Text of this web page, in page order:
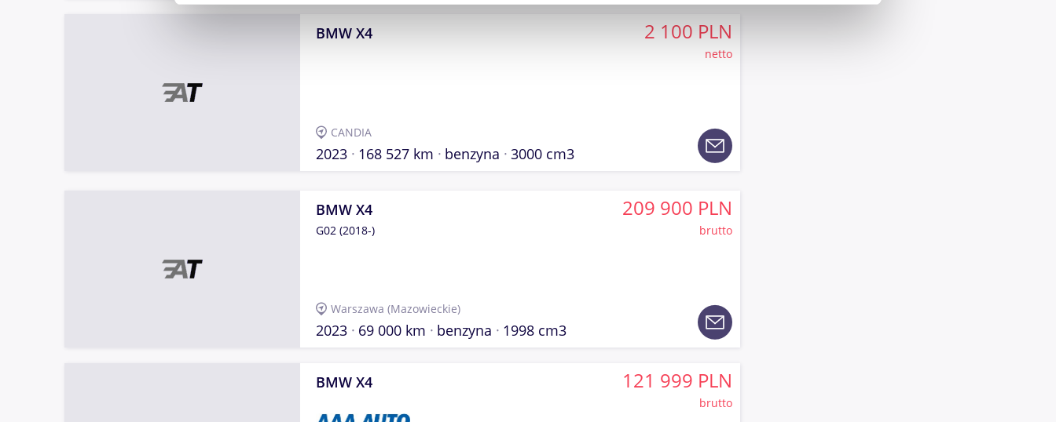
BMW X4 2 100 PLN
netto
CANDIA
2023 168 527 km benzyna 3000 cm3
BMW X4
G02 (2018-)
209 900 PLN
brutto
Warszawa (Mazowieckie)
2023 69 000 km benzyna 1998 cm3
BMW X4 121 999 PLN
brutto